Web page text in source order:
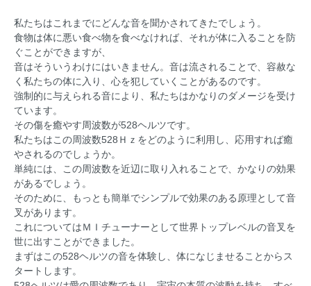
私たちはこれまでにどんな音を聞かされてきたでしょう。
食物は体に悪い食べ物を食べなければ、それが体に入ることを防
ぐことができますが、
音はそういうわけにはいきません。音は流されることで、容赦な
く私たちの体に入り、心を犯していくことがあるのです。
強制的に与えられる音により、私たちはかなりのダメージを受け
ています。
その傷を癒やす周波数が528ヘルツです。
私たちはこの周波数528Ｈｚをどのように利用し、応用すれば癒
やされるのでしょうか。
単純には、この周波数を近辺に取り入れることで、かなりの効果
があるでしょう。
そのために、もっとも簡単でシンプルで効果のある原理として音
叉があります。
これについてはＭＩチューナーとして世界トップレベルの音叉を
世に出すことができました。
まずはこの528ヘルツの音を体験し、体になじませることからス
タートします。